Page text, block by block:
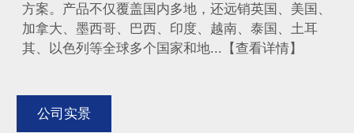
方案。产品不仅覆盖国内多地，还远销英国、美国、
加拿大、墨西哥、巴西、印度、越南、泰国、土耳
其、以色列等全球多个国家和地...【查看详情】
公司实景